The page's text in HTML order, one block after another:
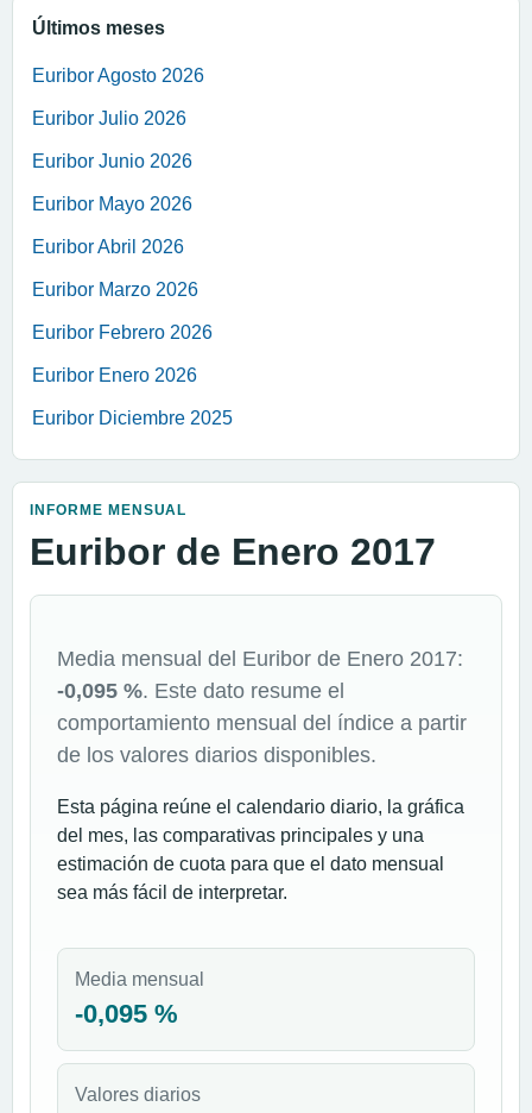
Últimos meses
Euribor Agosto 2026
Euribor Julio 2026
Euribor Junio 2026
Euribor Mayo 2026
Euribor Abril 2026
Euribor Marzo 2026
Euribor Febrero 2026
Euribor Enero 2026
Euribor Diciembre 2025
INFORME MENSUAL
Euribor de Enero 2017
Media mensual del Euribor de Enero 2017:
-0,095 %. Este dato resume el
comportamiento mensual del índice a partir
de los valores diarios disponibles.
Esta página reúne el calendario diario, la gráfica
del mes, las comparativas principales y una
estimación de cuota para que el dato mensual
sea más fácil de interpretar.
Media mensual
-0,095 %
Valores diarios